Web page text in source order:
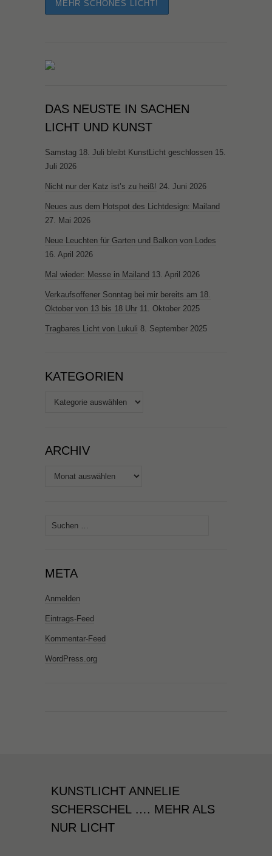
DAS NEUSTE IN SACHEN
LICHT UND KUNST
Samstag 18. Juli bleibt KunstLicht geschlossen 15.
Juli 2026
Nicht nur der Katz ist’s zu heiß! 24. Juni 2026
Neues aus dem Hotspot des Lichtdesign: Mailand
27. Mai 2026
Neue Leuchten für Garten und Balkon von Lodes
16. April 2026
Mal wieder: Messe in Mailand 13. April 2026
Verkaufsoffener Sonntag bei mir bereits am 18.
Oktober von 13 bis 18 Uhr 11. Oktober 2025
Tragbares Licht von Lukuli 8. September 2025
KATEGORIEN
Kategorien
ARCHIV
Archiv
Suchen
META
Anmelden
Eintrags-Feed
Kommentar-Feed
WordPress.org
KUNSTLICHT ANNELIE
SCHERSCHEL …. MEHR ALS
NUR LICHT